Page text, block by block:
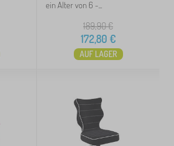
ein Alter von 6 -...
189,90€
172,80 €
AUF LAGER